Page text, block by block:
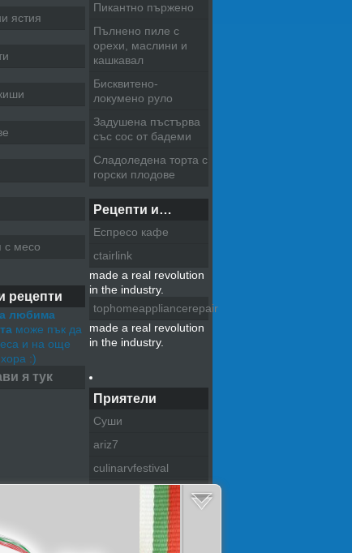
Пикантно пържено
Пълнено пиле с
орехи, маслини и
кашкавал
Бисквитено-
локумено руло
Задушена пъстърва
със сос от бадеми
Сладоледена торта с
горски плодове
Рецепти и…
Еспресо кафе
ctairlink
made a real revolution
in the industry.
tophomeappliancerepair
made a real revolution
in the industry.
Приятели
Суши
ariz7
culinarvfestival
pazitel na tradiciite
ястия
с месо
рецепти
любима
може пък да
и на още
:)
я тук